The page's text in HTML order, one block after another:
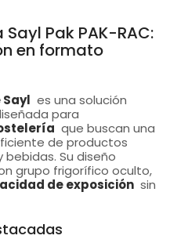
Pak PAK-RAC:
en formato
Sayl es una solución
para
que buscan una
de productos
Su diseño
grupo frigorífico oculto,
de exposición sin